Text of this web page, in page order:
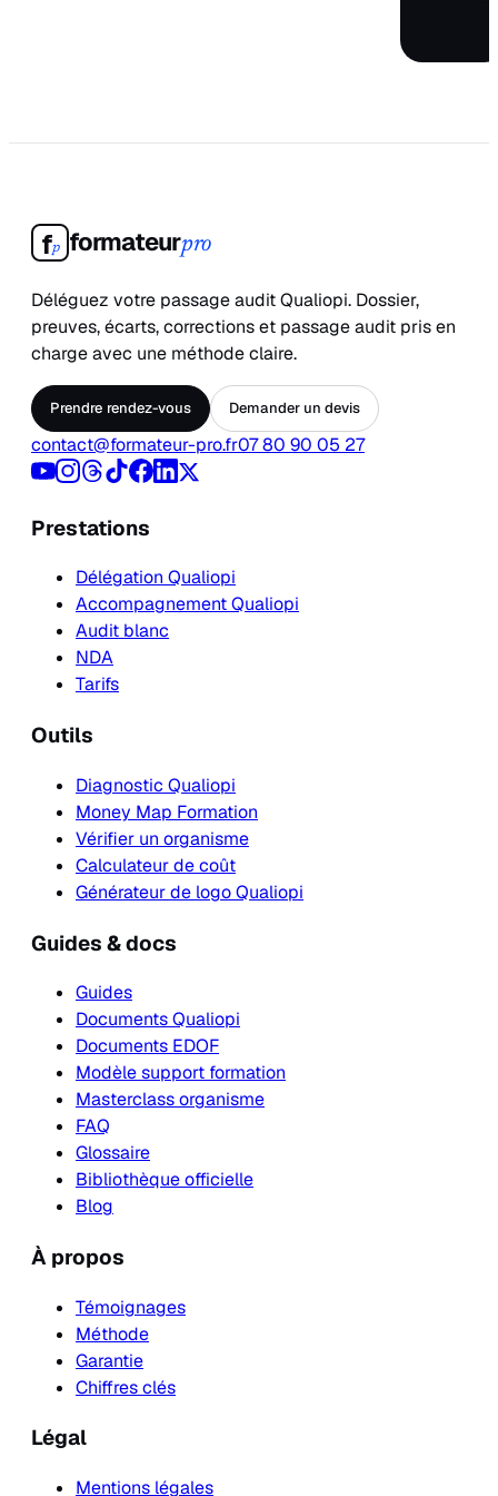
fp formateurpro
Déléguez votre passage audit Qualiopi. Dossier,
preuves, écarts, corrections et passage audit pris en
charge avec une méthode claire.
Prendre rendez-vous Demander un devis
contact@formateur-pro.fr07 80 90 05 27
Prestations
Délégation Qualiopi
Accompagnement Qualiopi
Audit blanc
NDA
Tarifs
Outils
Diagnostic Qualiopi
Money Map Formation
Vérifier un organisme
Calculateur de coût
Générateur de logo Qualiopi
Guides & docs
Guides
Documents Qualiopi
Documents EDOF
Modèle support formation
Masterclass organisme
FAQ
Glossaire
Bibliothèque officielle
Blog
À propos
Témoignages
Méthode
Garantie
Chiffres clés
Légal
Mentions légales